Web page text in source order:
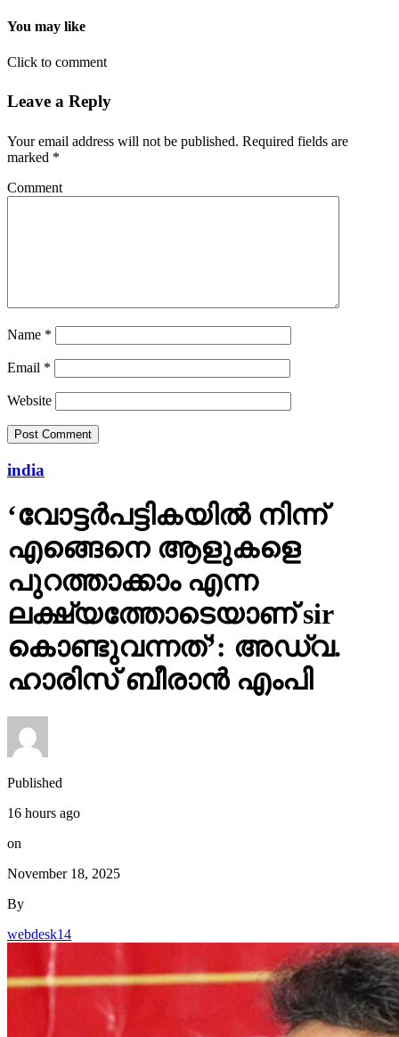
You may like
Click to comment
Leave a Reply
Your email address will not be published. Required fields are
marked *
Comment
Name *
Email *
Website
india
‘വോട്ടര്‍പട്ടികയില്‍ നിന്ന്
എങ്ങെനെ ആളുകളെ
പുറത്താക്കാം എന്ന
ലക്ഷ്യത്തോടെയാണ് sir
കൊണ്ടുവന്നത്’: അഡ്വ.
ഹാരിസ് ബീരാൻ എംപി
Published
16 hours ago
on
November 18, 2025
By
webdesk14